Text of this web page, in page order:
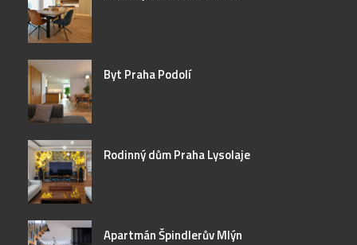
Byt Praha Podolí
Rodinný dům Praha Lysolaje
Apartmán Špindlerův Mlýn